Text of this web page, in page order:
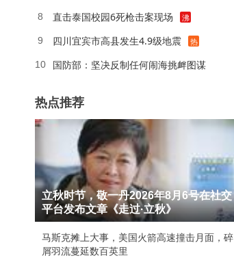
1
2
3
8 直击泰国校园6死枪击案现场 沸
9 四川宜宾市高县发生4.9级地震 热
10 国防部：坚决反制任何闹海挑衅图谋
热点推荐
立秋时节，敬一丹2026年8月6号在社交
平台发布文章《走过·立秋》
马斯克摊上大事，美国火箭高速撞击月面，碎
屑羽流蔓延数百英里